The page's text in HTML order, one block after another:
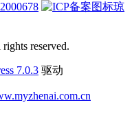
琼
reserved.
7.0.3 驱动